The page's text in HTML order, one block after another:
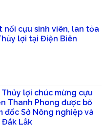
nối cựu sinh viên, lan tỏa
lợi tại Điện Biên
lợi chúc mừng cựu
Thanh Phong được bổ
đốc Sở Nông nghiệp và
Lắk